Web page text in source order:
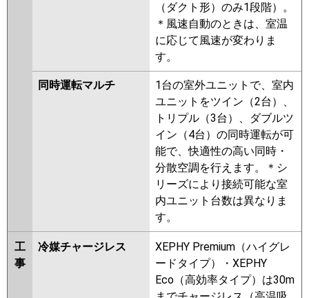
（ダクト形）のみ1段階）。
＊風速自動のときは、室温
に応じて風速が変わりま
す。
同時運転マルチ
1台の室外ユニットで、室内
ユニットをツイン（2台）、
トリプル（3台）、ダブルツ
イン（4台）の同時運転が可
能で、快適性の高い同時・
分散空調を行えます。＊シ
リーズにより接続可能な室
内ユニット台数は異なりま
す。
工
事
冷媒チャージレス
XEPHY Premium（ハイグレ
ードタイプ）・XEPHY
Eco（高効率タイプ）は30m